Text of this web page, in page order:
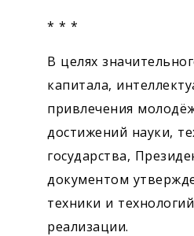
* * *
В целях
капитала,
привлечения
достижений науки,
государства,
документом
техники и
реализации.